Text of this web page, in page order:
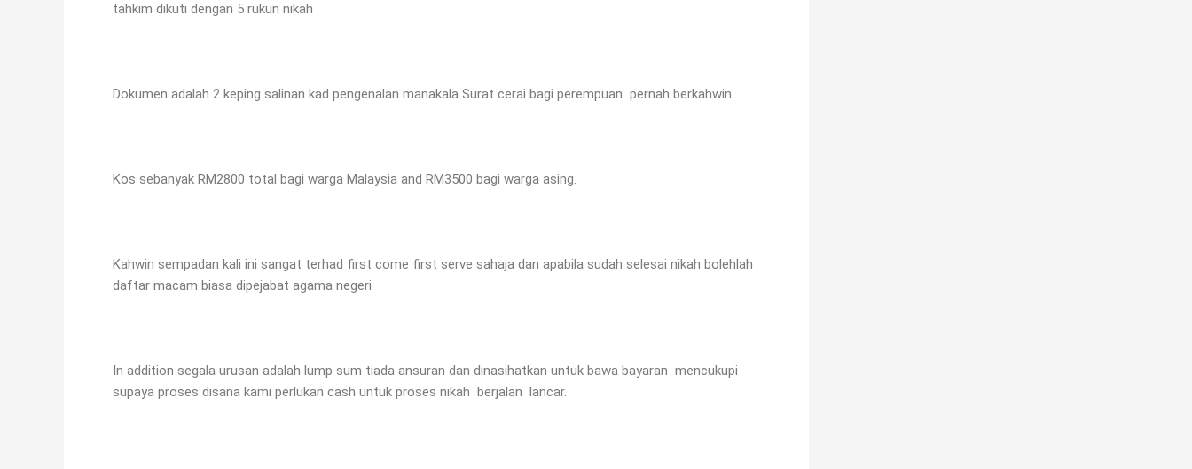
tahkim dikuti dengan 5 rukun nikah
Dokumen adalah 2 keping salinan kad pengenalan manakala Surat cerai bagi perempuan pernah berkahwin.
Kos sebanyak RM2800 total bagi warga Malaysia and RM3500 bagi warga asing.
Kahwin sempadan kali ini sangat terhad first come first serve sahaja dan apabila sudah selesai nikah bolehlah
daftar macam biasa dipejabat agama negeri
In addition segala urusan adalah lump sum tiada ansuran dan dinasihatkan untuk bawa bayaran mencukupi
supaya proses disana kami perlukan cash untuk proses nikah berjalan lancar.